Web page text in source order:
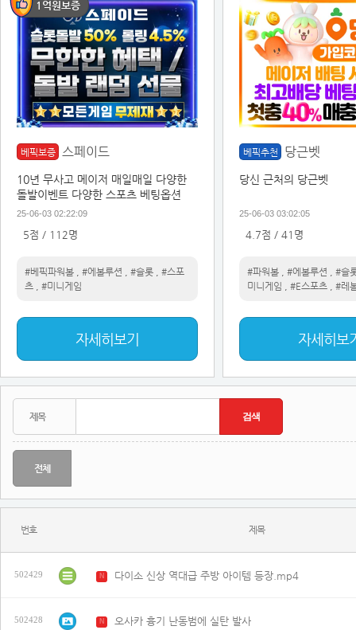
1억원보증
베픽보증 스페이드
10년 무사고 메이저 매일매일 다양한
돌발이벤트 다양한 스포츠 베팅옵션
25-06-03 02:22:09
5점 / 112명
#베픽파워볼 #에볼루션 #슬롯
#스포
츠
#미니게임
자세히보기
베픽추천 당근벳
당신 근처의 당근벳
25-06-03 03:02:05
4.7점 / 41명
#파워볼 #에볼루션
#슬
미니게임
#E스포츠 #레
자세히보
전체
번호 제목
502429 N 다이소 신상 역대급 주방 아이템 등장.mp4
502428 N 오사카 흉기 난동범에 실탄 발사